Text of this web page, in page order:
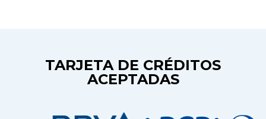
TARJETA DE CRÉDITOS
ACEPTADAS